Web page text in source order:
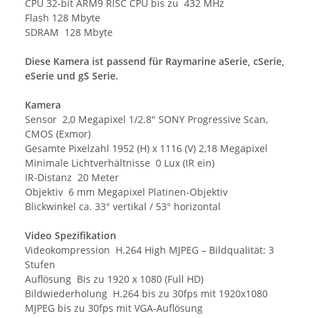
CPU 32-bit ARM9 RISC CPU bis zu 432 MHz
Flash 128 Mbyte
SDRAM 128 Mbyte
Diese Kamera ist passend für Raymarine aSerie, cSerie,
eSerie und gS Serie.
Kamera
Sensor 2,0 Megapixel 1/2.8" SONY Progressive Scan,
CMOS (Exmor)
Gesamte Pixelzahl 1952 (H) x 1116 (V) 2,18 Megapixel
Minimale Lichtverhältnisse 0 Lux (IR ein)
IR-Distanz 20 Meter
Objektiv 6 mm Megapixel Platinen-Objektiv
Blickwinkel ca. 33° vertikal / 53° horizontal
Video Spezifikation
Videokompression H.264 High MJPEG – Bildqualität: 3
Stufen
Auflösung Bis zu 1920 x 1080 (Full HD)
Bildwiederholung H.264 bis zu 30fps mit 1920x1080
MJPEG bis zu 30fps mit VGA-Auflösung